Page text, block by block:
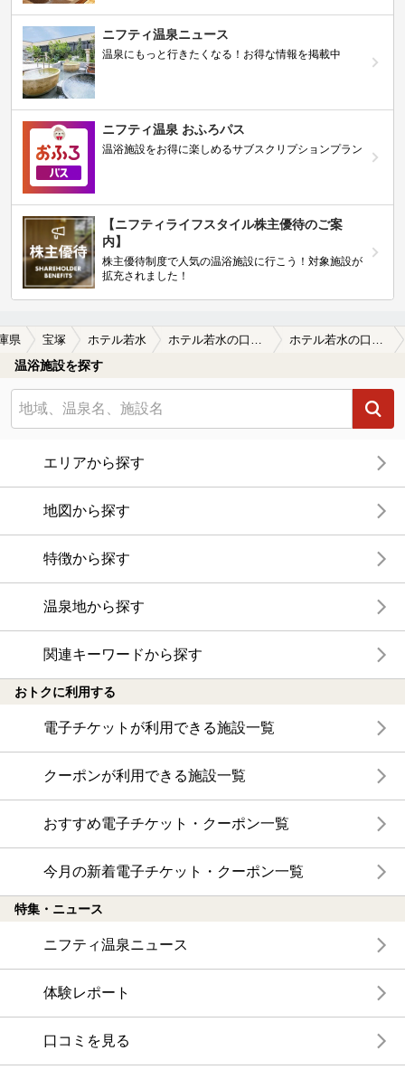
ニフティ温泉ニュース
温泉にもっと行きたくなる！お得な情報を掲載中
ニフティ温泉 おふろパス
温浴施設をお得に楽しめるサブスクリプションプラン
【ニフティライフスタイル株主優待のご案
内】
株主優待制度で人気の温浴施設に行こう！対象施設が
拡充されました！
県 宝塚 ホテル若水
温浴施設を探す
エリアから探す
地図から探す
特徴から探す
温泉地から探す
関連キーワードから探す
おトクに利用する
電子チケットが利用できる施設一覧
クーポンが利用できる施設一覧
おすすめ電子チケット・クーポン一覧
今月の新着電子チケット・クーポン一覧
特集・ニュース
ニフティ温泉ニュース
体験レポート
口コミを見る